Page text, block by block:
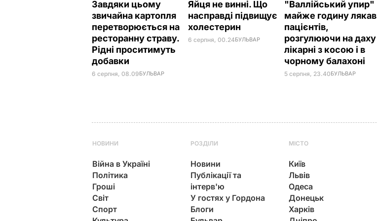
Завдяки цьому
звичайна картопля
перетворюється на
ресторанну страву.
Рідні проситимуть
добавки
6 серпня, 08.09БУЛЬВАР
Яйця не винні. Що
насправді підвищує
холестерин
6 серпня, 00.24БУЛЬВАР
"Валлійський упир"
майже годину лякав
пацієнтів,
розгулюючи на даху
лікарні з косою і в
чорному балахоні
5 серпня, 23.40БУЛЬВАР
НОВИНИ
Війна в Україні
Політика
Гроші
Світ
Спорт
РОЗДІЛИ
Новини
Публікації та
інтерв'ю
У гостях у Гордона
Блоги
МІСТО
Київ
Львів
Одеса
Донецьк
Харків